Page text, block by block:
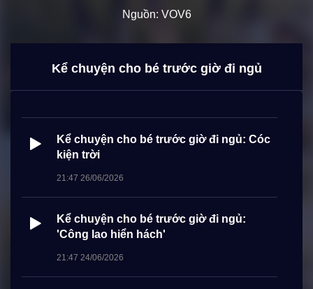
Nguồn: VOV6
Kể chuyện cho bé trước giờ đi ngủ
21:47 26/06/2026
Kể chuyện cho bé trước giờ đi ngủ: Cóc
và Chuột
Kể chuyện cho bé trước giờ đi ngủ: Cóc
kiện trời
21:47 26/06/2026
Kể chuyện cho bé trước giờ đi ngủ:
'Công lao hiển hách'
21:47 24/06/2026